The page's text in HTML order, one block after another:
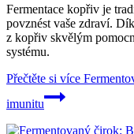
Fermentace kopřiv je
povznést vaše zdraví.
z kopřiv skvělým
systému.
Přečtěte si více
imunitu